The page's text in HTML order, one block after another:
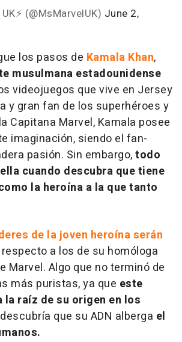
(@MsMarvelUK) June 2,
los pasos de Kamala Khan,
musulmana estadounidense
videojuegos que vive en Jersey
y gran fan de los superhéroes y
Capitana Marvel, Kamala posee
imaginación, siendo el fan-
pasión. Sin embargo,todo
cuando descubra que tiene
la heroína a la que tanto
de la joven heroína serán
a los de su homóloga
Marvel. Algo que no terminó de
más puristas, ya que este
la raíz de su origen en los
que su ADN alberga el